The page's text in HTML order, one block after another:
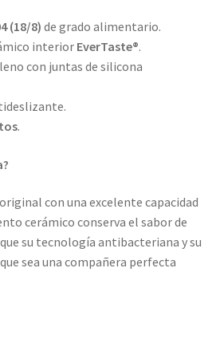
(18/8)de grado alimentario.
interior EverTaste®.
con juntas de silicona
.
con una excelente capacidad
cerámico conserva el sabor de
su tecnología antibacteriana y su
sea una compañera perfecta